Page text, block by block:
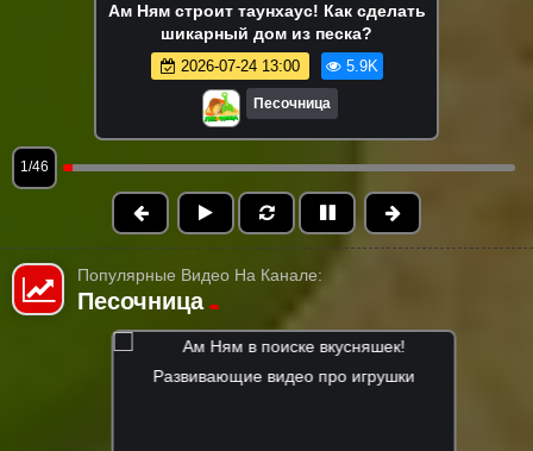
Ам Ням строит таунхаус! Как сделать
шикарный дом из песка?
2026-07-24 13:00 5.9K
Песочница
1/46
Популярные Видео На Канале:
Песочница